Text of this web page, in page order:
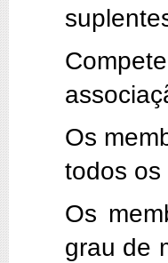
Os
todos os
Os
grau de